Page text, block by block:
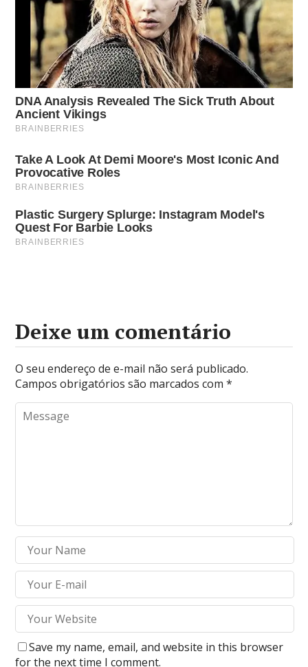
Deixe um comentário
O seu endereço de e-mail não será publicado.
Campos obrigatórios são marcados com*
Save my name, email, and website in this browser
for the next time I comment.